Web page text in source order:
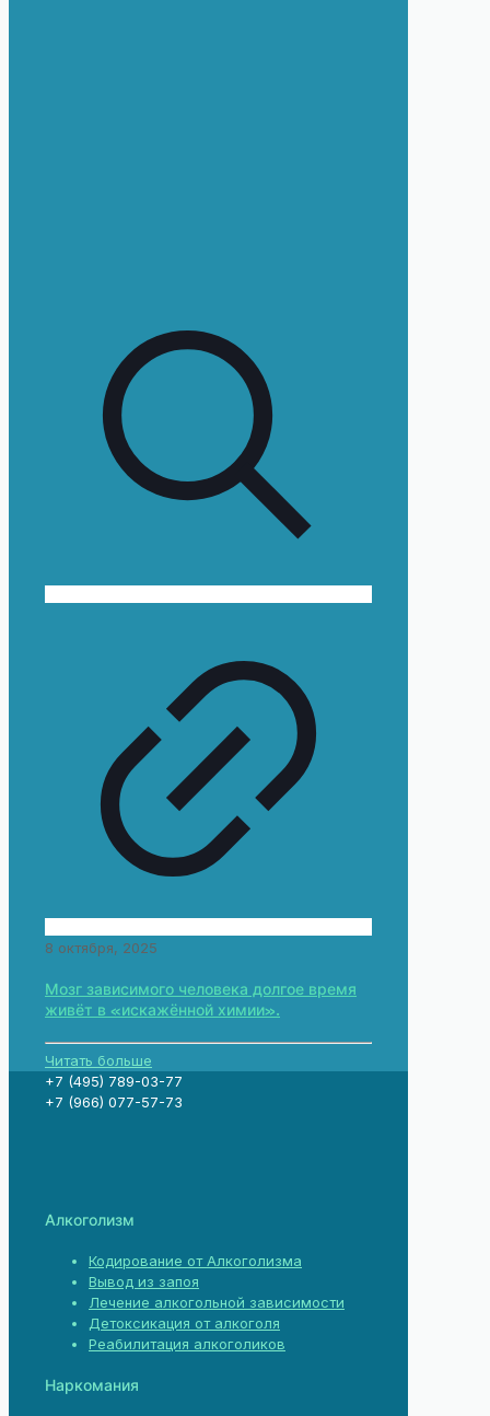
8 октября, 2025
Мозг зависимого человека долгое время
живёт в «искажённой химии».
Читать больше
+7 (495) 789-03-77
+7 (966) 077-57-73
Алкоголизм
Кодирование от Алкоголизма
Вывод из запоя
Лечение алкогольной зависимости
Детоксикация от алкоголя
Реабилитация алкоголиков
Наркомания